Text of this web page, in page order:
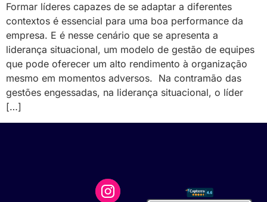
Formar líderes capazes de se adaptar a diferentes
contextos é essencial para uma boa performance da
empresa. E é nesse cenário que se apresenta a
liderança situacional, um modelo de gestão de equipes
que pode oferecer um alto rendimento à organização
mesmo em momentos adversos. Na contramão das
gestões engessadas, na liderança situacional, o líder
[…]